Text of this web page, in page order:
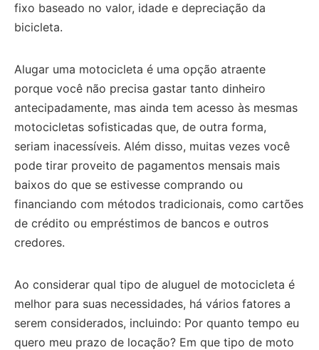
fixo baseado no valor, idade e depreciação da
bicicleta.
Alugar uma motocicleta é uma opção atraente
porque você não precisa gastar tanto dinheiro
antecipadamente, mas ainda tem acesso às mesmas
motocicletas sofisticadas que, de outra forma,
seriam inacessíveis. Além disso, muitas vezes você
pode tirar proveito de pagamentos mensais mais
baixos do que se estivesse comprando ou
financiando com métodos tradicionais, como cartões
de crédito ou empréstimos de bancos e outros
credores.
Ao considerar qual tipo de aluguel de motocicleta é
melhor para suas necessidades, há vários fatores a
serem considerados, incluindo: Por quanto tempo eu
quero meu prazo de locação? Em que tipo de moto